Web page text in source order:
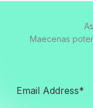
Maecenas